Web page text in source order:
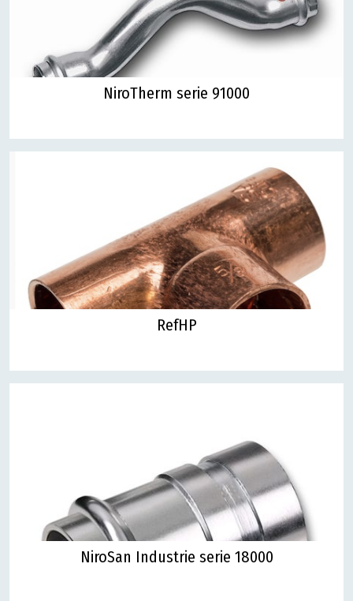
NiroTherm serie 91000
RefHP
NiroSan Industrie serie 18000